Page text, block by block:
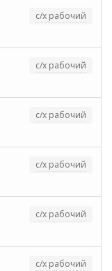
с/х рабочий
с/х рабочий
с/х рабочий
с/х рабочий
с/х рабочий
с/х рабочий